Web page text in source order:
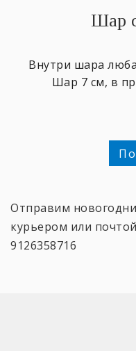
Шар
Внутри шара
Шар 7 см, в
Отправим
курьером или
9126358716